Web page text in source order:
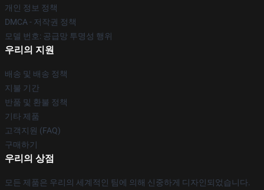
개인 정보 정책
DMCA - 저작권 정책
모델 번호: 공급망 투명성 행위
우리의 지원
배송 및 배송 정책
지불 기간
반품 및 환불 정책
기타 제품
고객지원 (FAQ)
구매하기
우리의 상점
모든 제품은 우리의 세계적인 팀에 의해 신중하게 디자인되었습니다.